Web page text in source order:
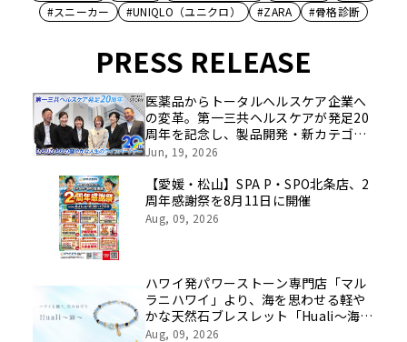
#スニーカー
#UNIQLO（ユニクロ） #ZARA #骨格診断
PRESS RELEASE
医薬品からトータルヘルスケア企業へ
の変革。第一三共ヘルスケアが発足20
周年を記念し、製品開発・新カテゴリ
挑戦の舞台や旧社統合時のエピソード
像を公開！
Jun, 19, 2026
【愛媛・松山】SPA P・SPO北条店、2
周年感謝祭を8月11日に開催
Aug, 09, 2026
ハワイ発パワーストーン専門店「マル
ラニハワイ」より、海を思わせる軽や
かな天然石ブレスレット「Huali～海
～」新登場！表参道店・ルクアイーレ
Aug, 09, 2026